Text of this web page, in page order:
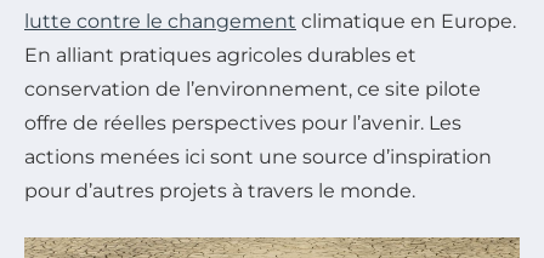
lutte contre le changement climatique en Europe.
En alliant pratiques agricoles durables et
conservation de l’environnement, ce site pilote
offre de réelles perspectives pour l’avenir. Les
actions menées ici sont une source d’inspiration
pour d’autres projets à travers le monde.